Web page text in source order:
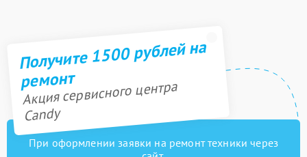
Получите 1500 рублей на
ремонт
Акция сервисного центра
Candy
При оформлении заявки на ремонт техники через